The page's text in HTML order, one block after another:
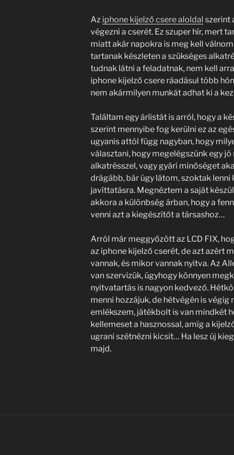
Az iphone kijelző csere aloldal szerint
végezni a cserét. Ez szuper hír, mert
miatt akár napokra is meg kell
tartanak készleten a szükséges
tudnak látni a feladatnak, nem kell
iphone kijelző csere ráadásul több
nem akármilyen munkát adhat ki a
Találtam egy árlistát is arról, hogy a
szerint mennyibe fog kerülni ez az
ugyanis attól függ nagyban, hogy
választani, hogy megelégszünk egy
alkatrésszel, vagy gyári minőséget
drágább, bár úgy látom, szoktak
javíttatásra. Megnéztem a saját
akkora a különbség árban, hogy a
venni azt a kiegészítőt a társashoz…
Arról már meggyőzött az LCD FIX,
az iphone kijelző cserét, de azt azért
vannak, és mikor vannak nyitva. Az
van szervizük, úgyhogy könnyen
nyitvatartás is nagyon kedvező.
menni hozzájuk, de hétvégén is végig
emlékszem, játékbolt is van mindkét
kellemeset a hasznossal, amíg a
ugrani szétnézni kicsit… Ha lesz új
majd.